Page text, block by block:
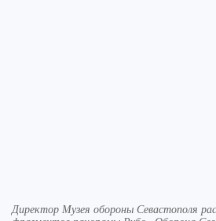
Директор Музея обороны Севастополя